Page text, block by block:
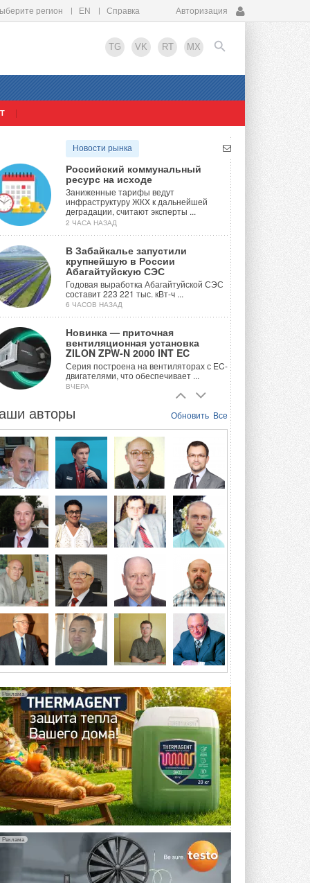
регион EN Справка Авторизация
TG VK RT MX
EN
Новости рынка
Российский коммунальный
ресурс на исходе
Заниженные тарифы ведут
инфраструктуру ЖКХ к дальнейшей
деградации, считают эксперты ...
2 ЧАСА НАЗАД
В Забайкалье запустили
крупнейшую в России
Абагайтуйскую СЭС
Годовая выработка Абагайтуйской СЭС
составит 223 221 тыс. кВт-ч ...
6 ЧАСОВ НАЗАД
Новинка — приточная
вентиляционная установка
ZILON ZPW-N 2000 INT EC
Серия построена на вентиляторах с EC-
двигателями, что обеспечивает ...
ВЧЕРА
Учёные ЮУрГУ создали
объединяющую солнечную и
геотермальную энергию
Природосберегающие технологии ...
ВЧЕРА
Для Арктики создали
технологию защиты
ветрогенераторов от аварий
Разработка учитывает влияние
мерзлоты, обледенения и снеговых ...
ВЧЕРА
Гибридный тепловой насос PV/T
с одним общим испарителем
Исследователи предложили
конструкцию двухисточникового ...
5 АВГУСТА 2026
21-й ежегодный форум
«ЦОД-2026»
отеле Radisson Slavyanskaya. Форум
посетит более двух тысяч участников ...
5 АВГУСТА 2026
Китайская Shenling представила
линейку тепловых насосов
«воздух-вода» на R290
Серия ThermaX R290 All-In-One
включает три модели ...
4 АВГУСТА 2026
Тепловые насосы в связке с
солнечной генерацией и
накопителем снижают
потребление на 60%
Исследователи из Италии установили ...
4 АВГУСТА 2026
Обновить Все
авторы
Реклама
Реклама